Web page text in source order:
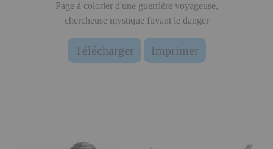
Page à colorier d'une guerrière voyageuse,
chercheuse mystique fuyant le danger
Télécharger Imprimer